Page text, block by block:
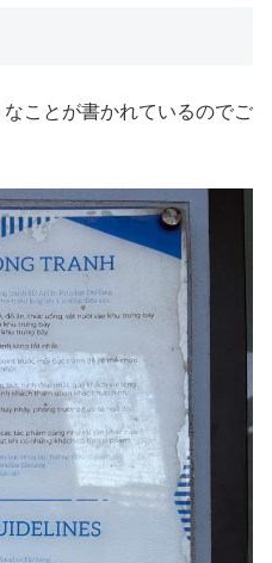
ことが書かれているのでご